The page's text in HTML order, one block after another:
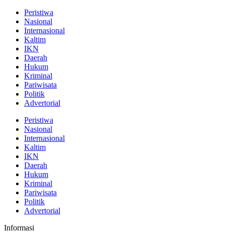
Peristiwa
Nasional
Internasional
Kaltim
IKN
Daerah
Hukum
Kriminal
Pariwisata
Politik
Advertorial
Peristiwa
Nasional
Internasional
Kaltim
IKN
Daerah
Hukum
Kriminal
Pariwisata
Politik
Advertorial
Informasi